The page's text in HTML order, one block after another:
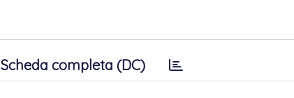
Scheda completa (DC)